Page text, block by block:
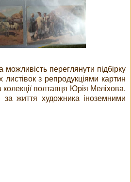
можливість переглянути підбірку
з репродукціями картин
колекції полтавця Юрія Меліхова.
життя художника іноземними